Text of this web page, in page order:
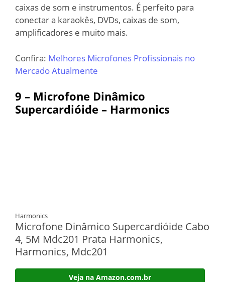
caixas de som e instrumentos. É perfeito para
conectar a karaokês, DVDs, caixas de som,
amplificadores e muito mais.
Confira: Melhores Microfones Profissionais no
Mercado Atualmente
9 – Microfone Dinâmico
Supercardióide – Harmonics
Harmonics
Microfone Dinâmico Supercardióide Cabo
4, 5M Mdc201 Prata Harmonics,
Harmonics, Mdc201
Veja na Amazon.com.br